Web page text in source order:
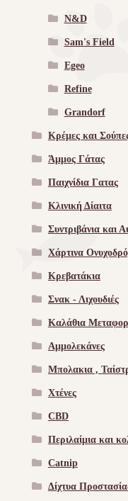
N&D
Sam's Field
Egeo
Refine
Grandorf
Κρέμες και
Άμμος Γάτας
Παιχνίδια Γατας
Κλινική Δίαιτα
Συντριβάνια και
Χάρτινα
Κρεβατάκια
Σνακ - Λιχουδιές
Καλάθια
Αμμολεκάνες
Μπολακια ,
Χτένες
CBD
Περιλαίμια και
Catnip
Δίχτυα